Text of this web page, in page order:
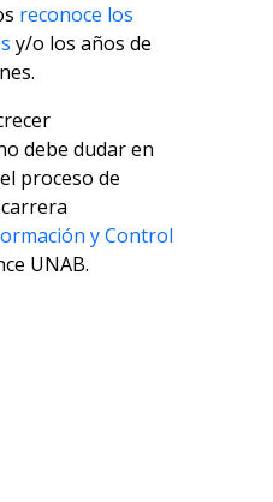
reconoce los
y/o los años de
debe dudar en
proceso de
y Control
UNAB.